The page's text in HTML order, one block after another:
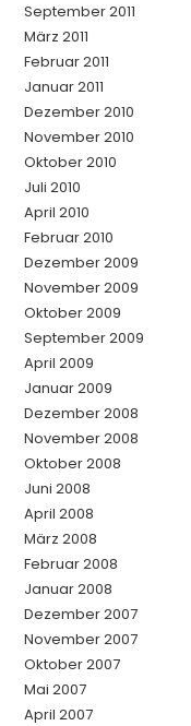
September 2011
März 2011
Februar 2011
Januar 2011
Dezember 2010
November 2010
Oktober 2010
Juli 2010
April 2010
Februar 2010
Dezember 2009
November 2009
Oktober 2009
September 2009
April 2009
Januar 2009
Dezember 2008
November 2008
Oktober 2008
Juni 2008
April 2008
März 2008
Februar 2008
Januar 2008
Dezember 2007
November 2007
Oktober 2007
Mai 2007
April 2007